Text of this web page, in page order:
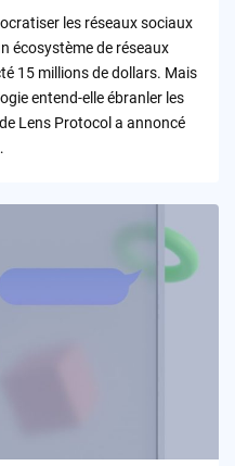
les réseaux sociaux
écosystème de réseaux
15 millions de dollars. Mais
entend-elle ébranler les
Lens Protocol a annoncé